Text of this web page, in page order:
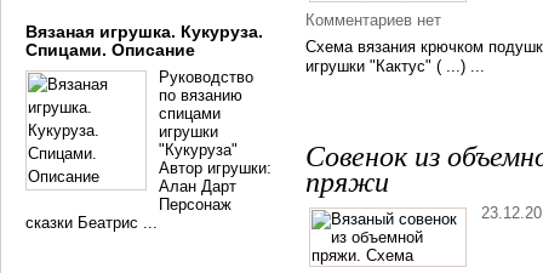
Комментариев нет
Схема вязания крючком
игрушки "Кактус" ( ...) ...
Совенок из
пряжи
Вязаная игрушка. Кукуруза.
Спицами. Описание
Руководство
по вязанию
спицами
игрушки
"Кукуруза"
Автор игрушки:
Алан Дарт
Персонаж
сказки Беатрис ...